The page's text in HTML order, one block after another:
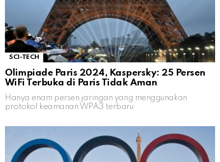
SCI-TECH
Olimpiade Paris 2024, Kaspersky: 25 Persen
WiFi Terbuka di Paris Tidak Aman
Hanya enam persen jaringan yang menggunakan
protokol keamanan WPA3 terbaru